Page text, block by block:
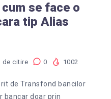
se face o
tip Alias
de citire 0 1002
de Transfond bancilor
bancar doar prin